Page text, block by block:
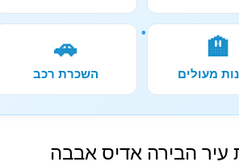
🏨
מעולים
🚗
השכרת רכב
עיר הבירה אדיס אבבה